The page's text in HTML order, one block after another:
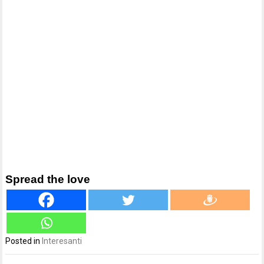
Spread the love
Posted inInteresanti